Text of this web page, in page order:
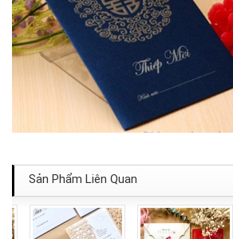
Sản Phẩm Liên Quan